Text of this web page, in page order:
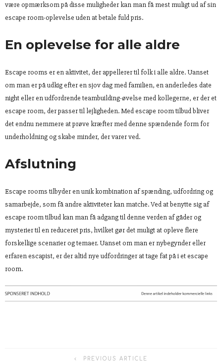
være opmærksom på disse muligheder kan man få mest muligt ud af sin
escape room-oplevelse uden at betale fuld pris.
En oplevelse for alle aldre
Escape rooms er en aktivitet, der appellerer til folk i alle aldre. Uanset
om man er på udkig efter en sjov dag med familien, en anderledes date
night eller en udfordrende teambuilding-øvelse med kollegerne, er der et
escape room, der passer til lejligheden. Med escape room tilbud bliver
det endnu nemmere at prøve kræfter med denne spændende form for
underholdning og skabe minder, der varer ved.
Afslutning
Escape rooms tilbyder en unik kombination af spænding, udfordring og
samarbejde, som få andre aktiviteter kan matche. Ved at benytte sig af
escape room tilbud kan man få adgang til denne verden af gåder og
mysterier til en reduceret pris, hvilket gør det muligt at opleve flere
forskellige scenarier og temaer. Uanset om man er nybegynder eller
erfaren escapist, er der altid nye udfordringer at tage fat på i et escape
room.
PREVIOUS ARTICLE